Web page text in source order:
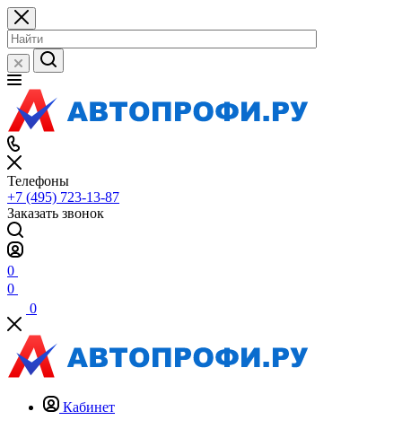
Телефоны
+7 (495) 723-13-87
Заказать звонок
0
0
0
Кабинет